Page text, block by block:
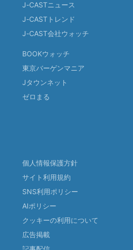
J-CASTニュース
J-CASTトレンド
J-CAST会社ウォッチ
BOOKウォッチ
東京バーゲンマニア
Jタウンネット
ゼロまる
個人情報保護方針
サイト利用規約
SNS利用ポリシー
AIポリシー
クッキーの利用について
広告掲載